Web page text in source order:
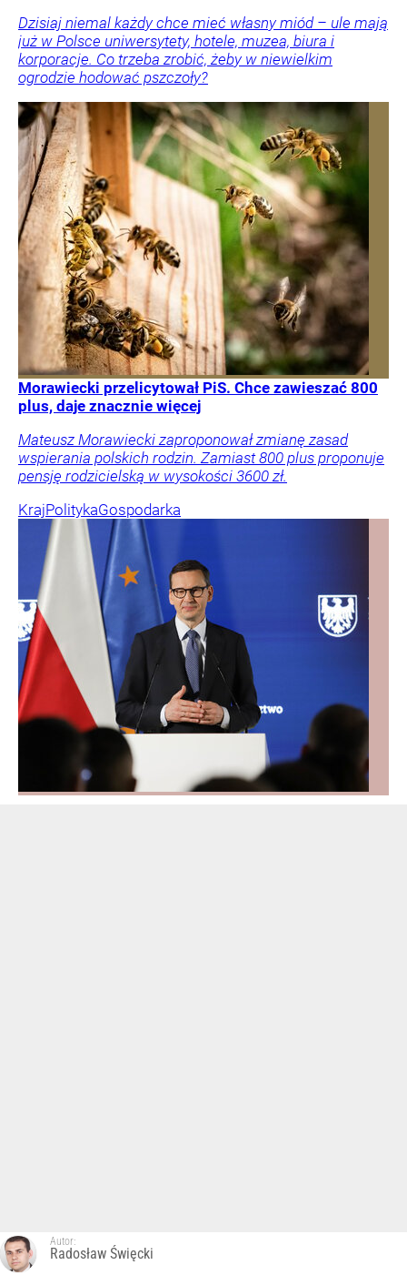
Dzisiaj niemal każdy chce mieć własny miód – ule mają
już w Polsce uniwersytety, hotele, muzea, biura i
korporacje. Co trzeba zrobić, żeby w niewielkim
ogrodzie hodować pszczoły?
Morawiecki przelicytował PiS. Chce zawieszać 800
plus, daje znacznie więcej
Mateusz Morawiecki zaproponował zmianę zasad
wspierania polskich rodzin. Zamiast 800 plus proponuje
pensję rodzicielską w wysokości 3600 zł.
KrajPolitykaGospodarka
Autor:
Radosław Święcki